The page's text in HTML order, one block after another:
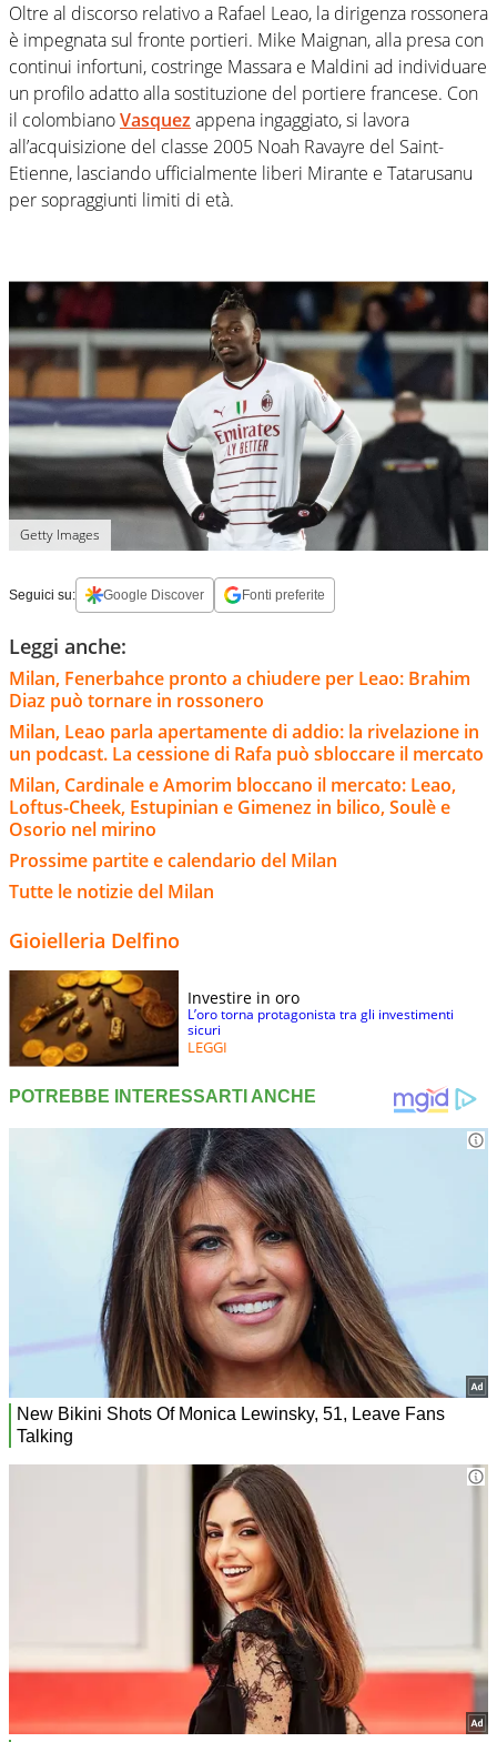
Oltre al discorso relativo a Rafael Leao, la dirigenza rossonera
è impegnata sul fronte portieri. Mike Maignan, alla presa con
continui infortuni, costringe Massara e Maldini ad individuare
un profilo adatto alla sostituzione del portiere francese. Con
il colombianoVasquez appena ingaggiato, si lavora
all’acquisizione del classe 2005 Noah Ravayre del Saint-
Etienne, lasciando ufficialmente liberi Mirante e Tatarusanu
per sopraggiunti limiti di età.
Getty Images
Seguici su: Google Discover Fonti preferite
Leggi anche:
Milan, Fenerbahce pronto a chiudere per Leao: Brahim
Diaz può tornare in rossonero
Milan, Leao parla apertamente di addio: la rivelazione in
un podcast. La cessione di Rafa può sbloccare il mercato
Milan, Cardinale e Amorim bloccano il mercato: Leao,
Loftus-Cheek, Estupinian e Gimenez in bilico, Soulè e
Osorio nel mirino
Prossime partite e calendario del Milan
Tutte le notizie del Milan
Gioielleria Delfino
Investire in oro
L’oro torna protagonista tra gli investimenti
sicuri
LEGGI